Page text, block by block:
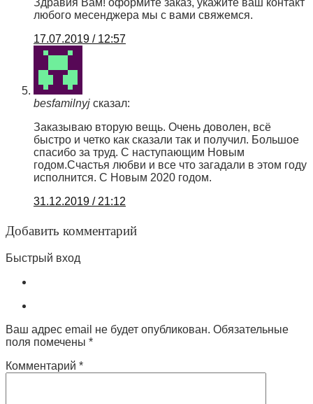
Здравия Вам! оформите заказ, укажите ваш контакт
любого месенджера мы с вами свяжемся.
17.07.2019 / 12:57
besfamilnyj сказал:
Заказываю вторую вещь. Очень доволен, всё
быстро и четко как сказали так и получил. Большое
спасибо за труд. С наступающим Новым
годом.Счастья любви и все что загадали в этом году
исполнится. С Новым 2020 годом.
31.12.2019 / 21:12
Добавить комментарий
Быстрый вход
Ваш адрес email не будет опубликован. Обязательные
поля помечены *
Комментарий *